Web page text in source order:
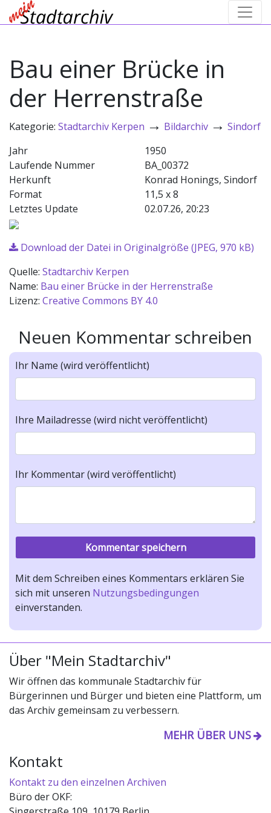
Bau einer Brücke in
der Herrenstraße
Kategorie: Stadtarchiv Kerpen → Bildarchiv → Sindorf
Jahr
1950
Laufende Nummer
BA_00372
Herkunft
Konrad Honings, Sindorf
Format
11,5 x 8
Letztes Update
02.07.26, 20:23
Download der Datei in Originalgröße (JPEG, 970 kB)
Quelle: Stadtarchiv Kerpen
Name: Bau einer Brücke in der Herrenstraße
Lizenz: Creative Commons BY 4.0
Neuen Kommentar schreiben
Ihr Name (wird veröffentlicht)
Ihre Mailadresse (wird nicht veröffentlicht)
Ihr Kommentar (wird veröffentlicht)
Mit dem Schreiben eines Kommentars erklären Sie
sich mit unseren Nutzungsbedingungen
einverstanden.
Über "Mein Stadtarchiv"
Wir öffnen das kommunale Stadtarchiv für
Bürgerinnen und Bürger und bieten eine Plattform, um
das Archiv gemeinsam zu verbessern.
MEHR ÜBER UNS
Kontakt
Kontakt zu den einzelnen Archiven
Büro der OKF: